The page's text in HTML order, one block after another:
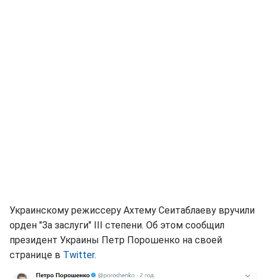
Украинскому режиссеру Ахтему Сеитаблаеву вручили
орден "За заслуги" ІІІ степени. Об этом сообщил
президент Украины Петр Порошенко на своей
странице в Twitter.